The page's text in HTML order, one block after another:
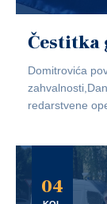
Čestitka
Domitrovića
redarstvene
04